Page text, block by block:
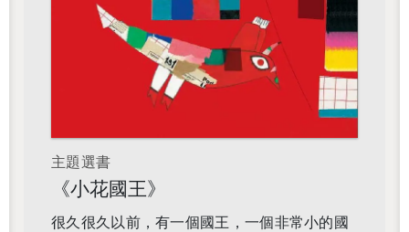
主題選書
《小花國王》
很久很久以前，有一個國王，一個非常小的國